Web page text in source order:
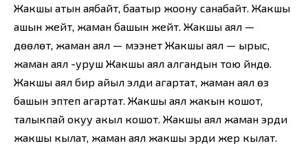
Жакшы атын аябайт, баатыр жоону санабайт. Жакшы
ашын жейт, жаман башын жейт. Жакшы аял —
дөөлөт, жаман аял — мээнет Жакшы аял — ырыс,
жаман аял -уруш Жакшы аял алгандын тою үйүндө.
Жакшы аял бир айыл элди агартат, жаман аял өз
башын эптеп агартат. Жакшы аял жакын кошот,
талыкпай окуу акыл кошот. Жакшы аял жаман эрди
жакшы кылат, жаман аял жакшы эрди жер кылат.